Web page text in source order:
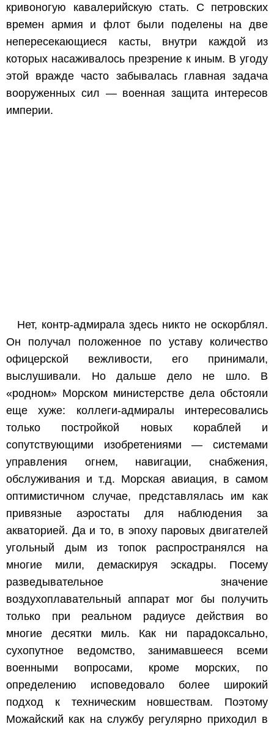
кривоногую кавалерийскую стать. С петровских
времен армия и флот были поделены на две
непересекающиеся касты, внутри каждой из
которых насаживалось презрение к иным. В угоду
этой вражде часто забывалась главная задача
вооруженных сил — военная защита интересов
империи.
Нет, контр-адмирала здесь никто не оскорблял.
Он получал положенное по уставу количество
офицерской вежливости, его принимали,
выслушивали. Но дальше дело не шло. В
«родном» Морском министерстве дела обстояли
еще хуже: коллеги-адмиралы интересовались
только постройкой новых кораблей и
сопутствующими изобретениями — системами
управления огнем, навигации, снабжения,
обслуживания и т.д. Морская авиация, в самом
оптимистичном случае, представлялась им как
привязные аэростаты для наблюдения за
акваторией. Да и то, в эпоху паровых двигателей
угольный дым из топок распространялся на
многие мили, демаскируя эскадры. Посему
разведывательное значение
воздухоплавательный аппарат мог бы получить
только при реальном радиусе действия во
многие десятки миль. Как ни парадоксально,
сухопутное ведомство, занимавшееся всеми
военными вопросами, кроме морских, по
определению исповедовало более широкий
подход к техническим новшествам. Поэтому
Можайский как на службу регулярно приходил в